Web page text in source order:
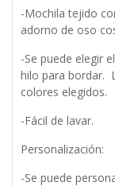
-Mochila tejido
adorno de oso
-Se puede elegir
hilo para bordar.
colores elegidos.
-Fácil de lavar.
Personalización:
-Se puede